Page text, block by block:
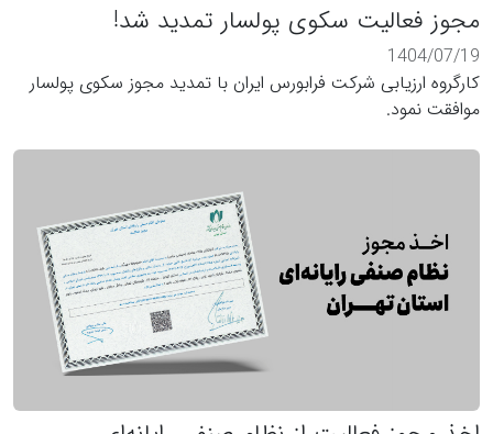
مجوز فعالیت سکوی پولسار تمدید شد!
1404/07/19
کارگروه ارزیابی شرکت فرابورس ایران با تمدید مجوز سکوی پولسار
موافقت نمود.